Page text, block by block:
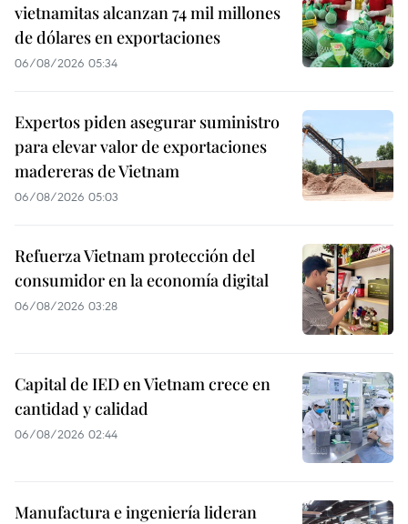
vietnamitas alcanzan 74 mil millones
de dólares en exportaciones
06/08/2026 05:34
Expertos piden asegurar suministro
para elevar valor de exportaciones
madereras de Vietnam
06/08/2026 05:03
Refuerza Vietnam protección del
consumidor en la economía digital
06/08/2026 03:28
Capital de IED en Vietnam crece en
cantidad y calidad
06/08/2026 02:44
Manufactura e ingeniería lideran